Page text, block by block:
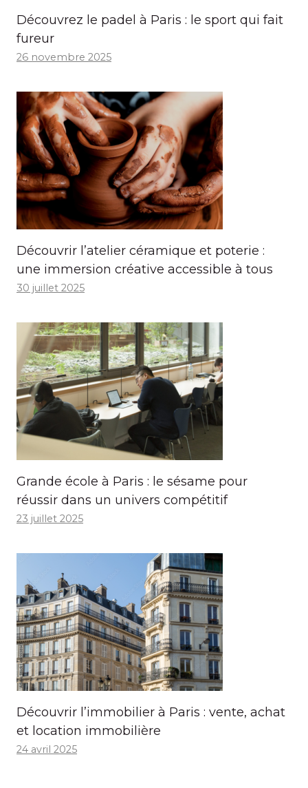
Découvrez le padel à Paris : le sport qui fait
fureur
26 novembre 2025
Découvrir l’atelier céramique et poterie :
une immersion créative accessible à tous
30 juillet 2025
Grande école à Paris : le sésame pour
réussir dans un univers compétitif
23 juillet 2025
Découvrir l’immobilier à Paris : vente, achat
et location immobilière
24 avril 2025